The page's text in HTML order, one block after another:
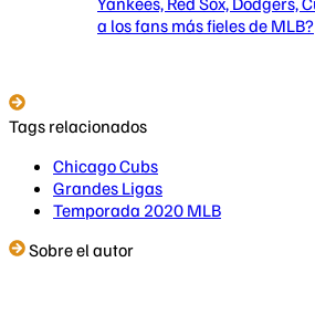
a los fans más fieles de MLB?
Tags relacionados
Chicago Cubs
Grandes Ligas
Temporada 2020 MLB
Sobre el autor